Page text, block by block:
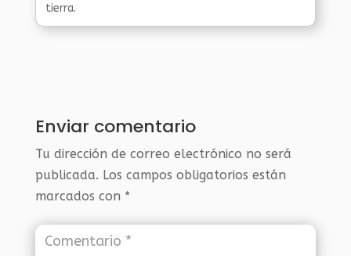
tierra.
Enviar comentario
Tu dirección de correo electrónico no será
publicada. Los campos obligatorios están
marcados con *